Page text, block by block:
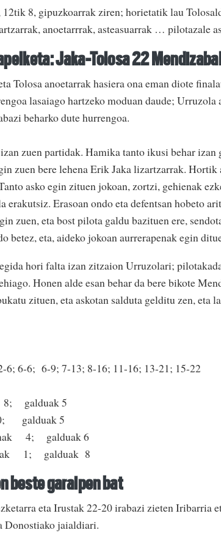
8, gipuzkoarrak ziren; horietatik lau
anoetarrrak, asteasuarrak … pilotazale
Jaka-Tolosa 22
Tolosa anoetarrak hasiera ona eman diote
lasaiago hartzeko moduan daude; Urruzola
beharko dute hurrengoa.
zuen partidak. Hamika tanto ikusi behar izan
zuen bere lehena Erik Jaka lizartzarrak. Hortik
asko egin zituen jokoan, zortzi, gehienak
erakutsiz. Erasoan ondo eta defentsan hobeto
zuen, eta bost pilota galdu bazituen ere,
betez, eta, aideko jokoan aurrerapenak egin
hori falta izan zitzaion Urruzolari;
Honen alde esan behar da bere bikote
zituen, eta askotan salduta gelditu zen, eta
6; 6-6; 6-9; 7-13; 8-16; 11-16; 13-21; 15-22
galduak 5
galduak 5
4; galduak 6
1; galduak 8
beste garaipen bat
eta Irustak 22-20 irabazi zieten Iribarria
Donostiako jaialdiari.